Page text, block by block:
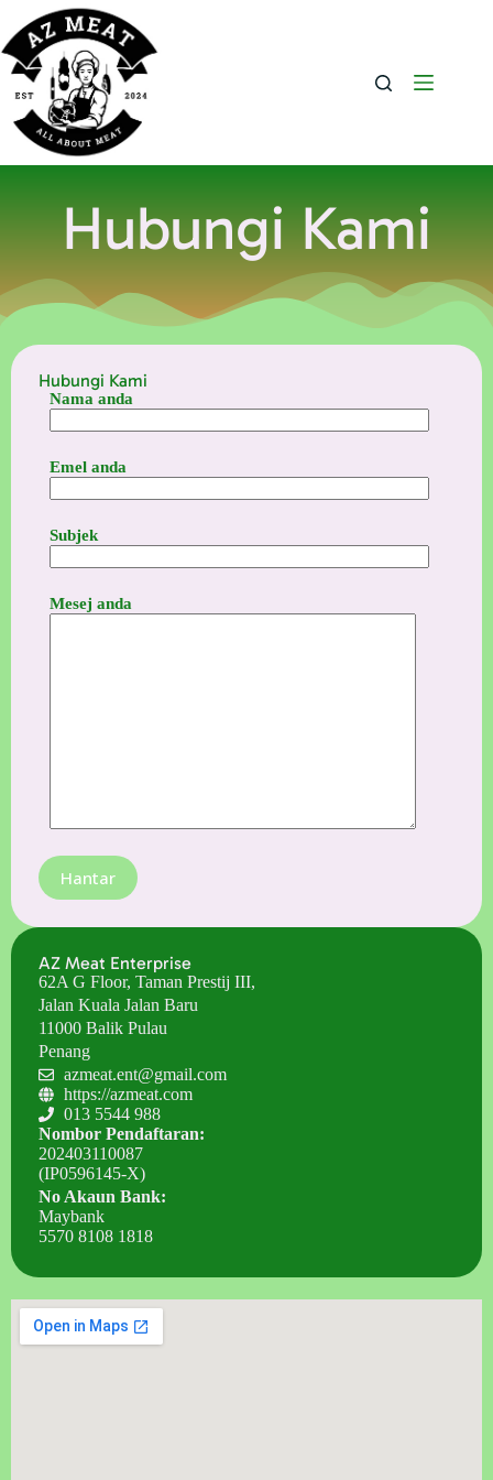
Hubungi Kami
Hubungi Kami
Nama anda
Emel anda
Subjek
Mesej anda
AZ Meat Enterprise
62A G Floor, Taman Prestij III,
Jalan Kuala Jalan Baru
11000 Balik Pulau
Penang
azmeat.ent@gmail.com
https://azmeat.com
013 5544 988
Nombor Pendaftaran:
202403110087
(IP0596145-X)
No Akaun Bank:
Maybank
5570 8108 1818